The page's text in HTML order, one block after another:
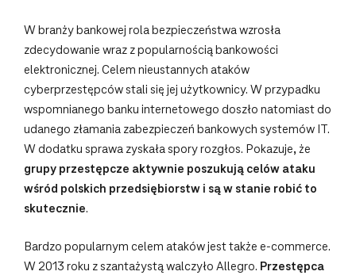
W branży bankowej rola bezpieczeństwa wzrosła
zdecydowanie wraz z popularnością bankowości
elektronicznej. Celem nieustannych ataków
cyberprzestępców stali się jej użytkownicy. W przypadku
wspomnianego banku internetowego doszło natomiast do
udanego złamania zabezpieczeń bankowych systemów IT.
W dodatku sprawa zyskała spory rozgłos. Pokazuje, że
grupy przestępcze aktywnie poszukują celów ataku
wśród polskich przedsiębiorstw i są w stanie robić to
skutecznie.
Bardzo popularnym celem ataków jest także e-commerce.
W 2013 roku z szantażystą walczyło Allegro. Przestępca